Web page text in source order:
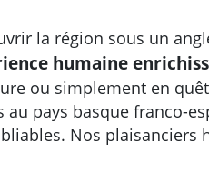
la région sous un
humaine
ou simplement en
au pays basque franco-
Nos plaisanciers